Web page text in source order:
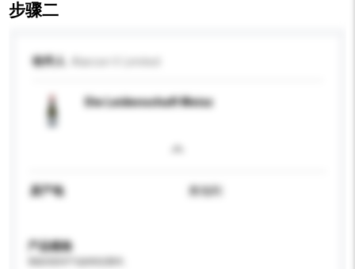
步骤二
收件人
Die Leidenschaft Weisz
原产地 奥地利
产品规格